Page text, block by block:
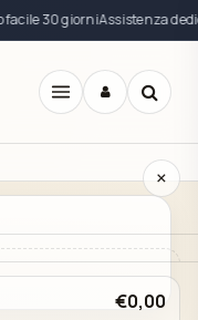
facile 30 giorniAssistenza
Apri
×
e aggiungi i
€0,00